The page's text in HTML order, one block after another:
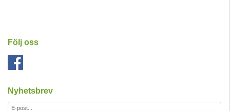
Följ oss
Nyhetsbrev